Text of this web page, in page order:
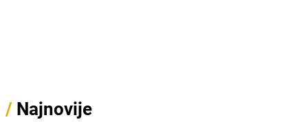
/ Najnovije